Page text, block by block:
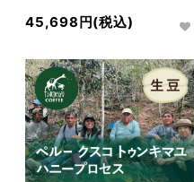
45,698円(税込)